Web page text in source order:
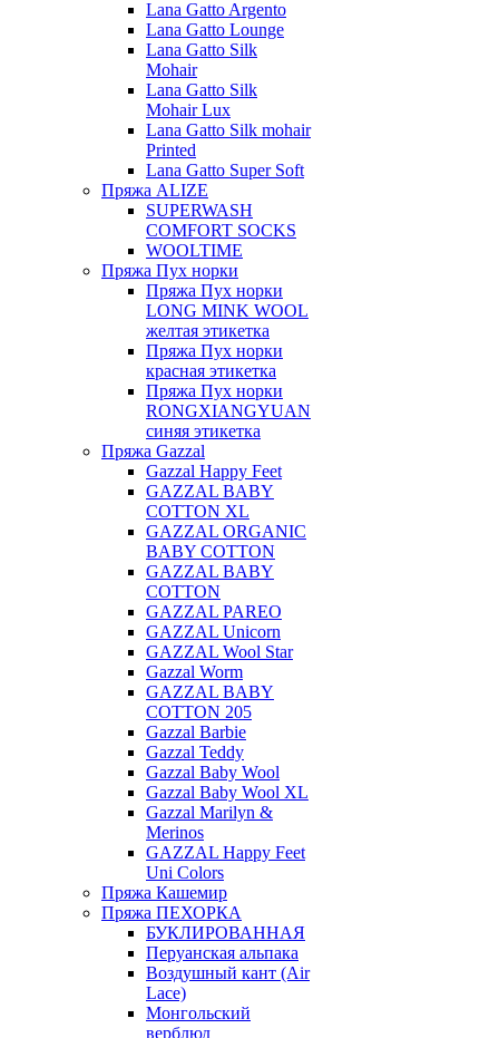
Lana Gatto Argento
Lana Gatto Lounge
Lana Gatto Silk
Mohair
Lana Gatto Silk
Mohair Lux
Lana Gatto Silk mohair
Printed
Lana Gatto Super Soft
Пряжа ALIZE
SUPERWASH
COMFORT SOCKS
WOOLTIME
Пряжа Пух норки
Пряжа Пух норки
LONG MINK WOOL
желтая этикетка
Пряжа Пух норки
красная этикетка
Пряжа Пух норки
RONGXIANGYUAN
синяя этикетка
Пряжа Gazzal
Gazzal Happy Feet
GAZZAL BABY
COTTON XL
GAZZAL ORGANIC
BABY COTTON
GAZZAL BABY
COTTON
GAZZAL PAREO
GAZZAL Unicorn
GAZZAL Wool Star
Gazzal Worm
GAZZAL BABY
COTTON 205
Gazzal Barbie
Gazzal Teddy
Gazzal Baby Wool
Gazzal Baby Wool XL
Gazzal Marilyn &
Merinos
GAZZAL Happy Feet
Uni Colors
Пряжа Кашемир
Пряжа ПЕХОРКА
БУКЛИРОВАННАЯ
Перуанская альпака
Воздушный кант (Air
Lace)
Монгольский
верблюд